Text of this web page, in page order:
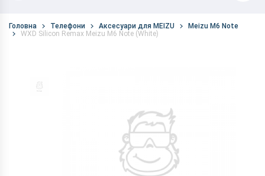
Головна Телефони Аксесуари для MEIZU
Meizu M6 Note
WXD Silicon Remax Meizu M6 Note (White)